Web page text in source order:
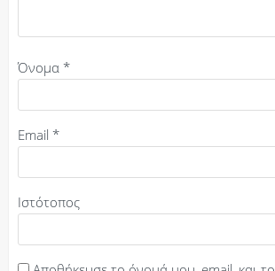
Όνομα *
Email *
Ιστότοπος